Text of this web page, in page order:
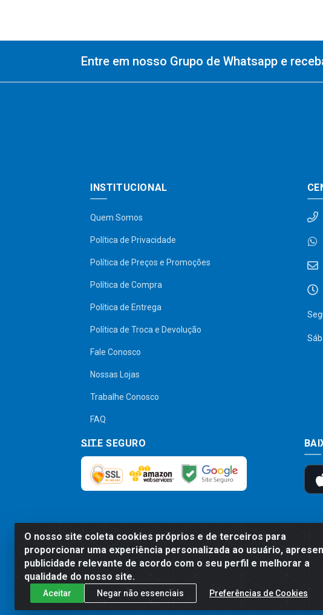
O nosso site coleta cookies próprios e de terceiros para
proporcionar uma experiência personalizada ao usuário,
publicidade relevante de acordo com o seu perfil e melhorar a
qualidade do nosso site.
Aceitar Negar não essenciais Preferências de Cookies
Entre em nosso Grupo de Whatsapp e
INSTITUCIONAL
Quem Somos
Política de Privacidade
Política de Preços e Promoções
Política de Compra
Política de Entrega
Política de Troca e Devolução
Fale Conosco
Nossas Lojas
Trabalhe Conosco
FAQ
SITE SEGURO
Preços, promoções, condições de pagamento e frete
será válido o preço que for exibido no carrinho de
Comercial de Construção 2001 LTDA - Av.